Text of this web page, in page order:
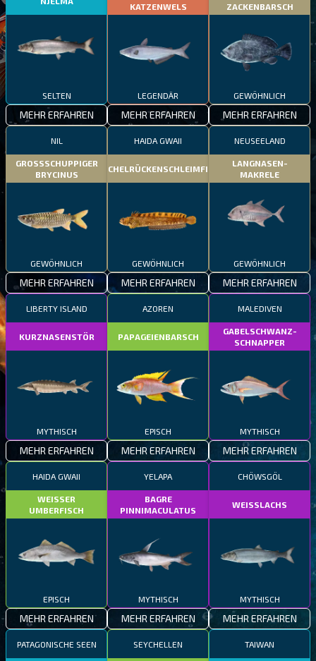
SELTEN
MEHR ERFAHREN
KATZENWELS
LEGENDÄR
MEHR ERFAHREN
ZACKENBARSCH
GEWÖHNLICH
MEHR ERFAHREN
NIL
GROSSSCHUPPIGER
BRYCINUS
GEWÖHNLICH
MEHR ERFAHREN
HAIDA GWAII
STACHELRÜCKENSCHLEIMFISCH
GEWÖHNLICH
MEHR ERFAHREN
NEUSEELAND
LANGNASEN-
MAKRELE
GEWÖHNLICH
MEHR ERFAHREN
LIBERTY ISLAND
KURZNASENSTÖR
MYTHISCH
MEHR ERFAHREN
AZOREN
PAPAGEIENBARSCH
EPISCH
MEHR ERFAHREN
MALEDIVEN
GABELSCHWANZ-
SCHNAPPER
MYTHISCH
MEHR ERFAHREN
HAIDA GWAII
WEISSER
UMBERFISCH
EPISCH
MEHR ERFAHREN
YELAPA
BAGRE
PINNIMACULATUS
MYTHISCH
MEHR ERFAHREN
CHÖWSGÖL
WEISSLACHS
MYTHISCH
MEHR ERFAHREN
PATAGONISCHE SEEN SEYCHELLEN TAIWAN